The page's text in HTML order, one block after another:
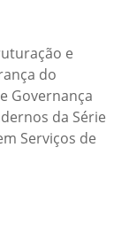
e
do
Governança
da Série
Serviços de